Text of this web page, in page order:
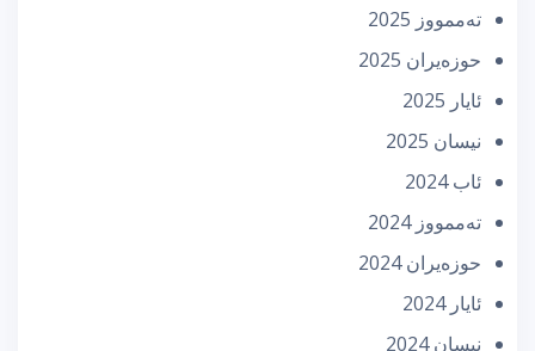
تەممووز 2025
حوزه‌یران 2025
ئایار 2025
نیسان 2025
ئاب 2024
تەممووز 2024
حوزه‌یران 2024
ئایار 2024
نیسان 2024